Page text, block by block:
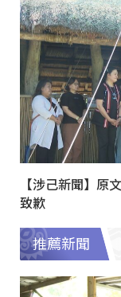
【涉己新聞】
致歉
推薦新聞